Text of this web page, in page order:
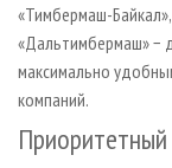
«Тимбермаш-
«Дальтимбермаш» −
максимально
компаний.